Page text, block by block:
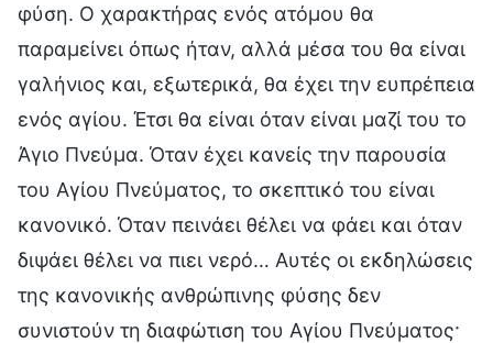
φύση. Ο χαρακτήρας ενός ατόμου θα
παραμείνει όπως ήταν, αλλά μέσα του θα είναι
γαλήνιος και, εξωτερικά, θα έχει την ευπρέπεια
ενός αγίου. Έτσι θα είναι όταν είναι μαζί του το
Άγιο Πνεύμα. Όταν έχει κανείς την παρουσία
του Αγίου Πνεύματος, το σκεπτικό του είναι
κανονικό. Όταν πεινάει θέλει να φάει και όταν
διψάει θέλει να πιει νερό… Αυτές οι εκδηλώσεις
της κανονικής ανθρώπινης φύσης δεν
συνιστούν τη διαφώτιση του Αγίου Πνεύματος·